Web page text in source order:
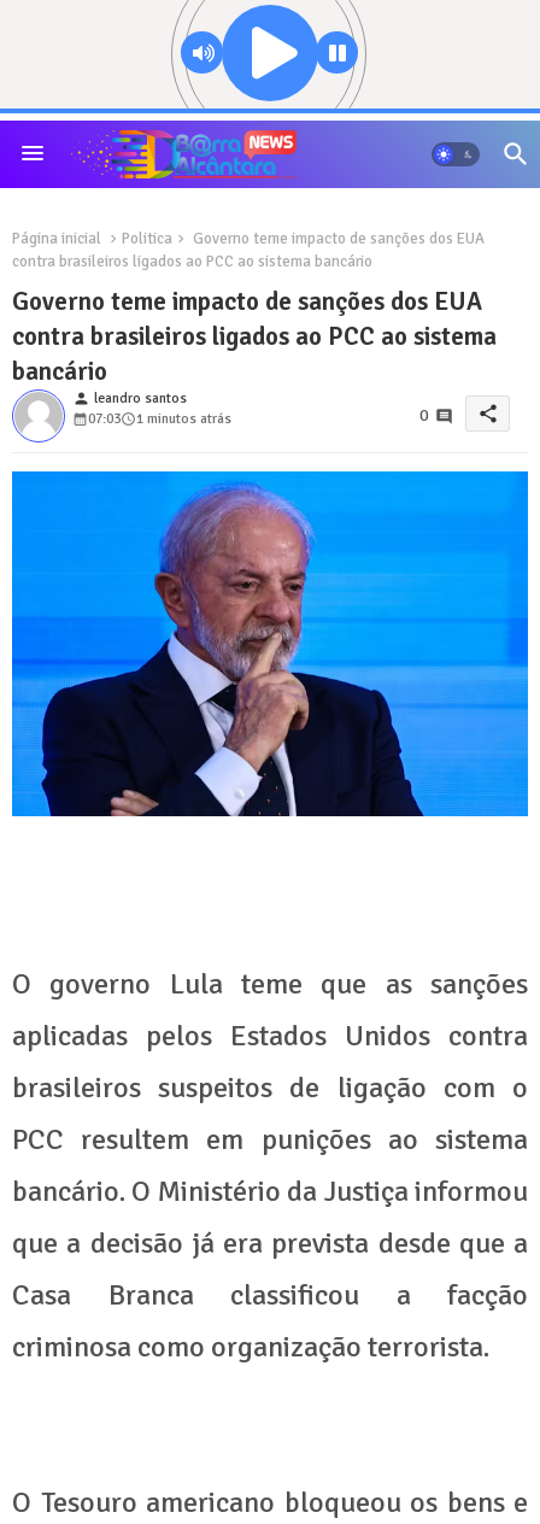
Página inicial Politica
Governo teme impacto de sanções dos EUA
contra brasileiros ligados ao PCC ao sistema bancário
Governo teme impacto de sanções dos EUA
contra brasileiros ligados ao PCC ao sistema
bancário
person leandro santos
07:03
1 minutos atrás 0 share
O governo Lula teme que as sanções
aplicadas pelos Estados Unidos contra
brasileiros suspeitos de ligação com o
PCC resultem em punições ao sistema
bancário. O Ministério da Justiça informou
que a decisão já era prevista desde que a
Casa Branca classificou a facção
criminosa como organização terrorista.
O Tesouro americano bloqueou os bens e